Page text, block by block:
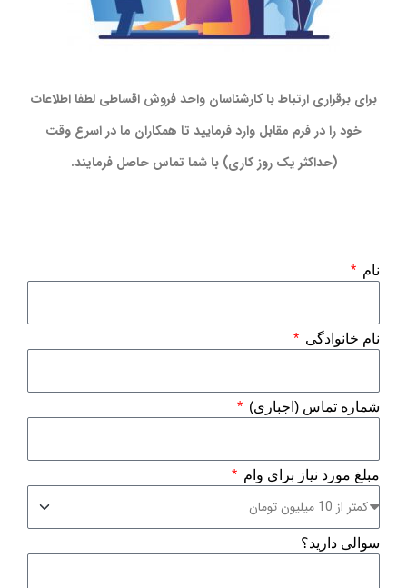
برای برقراری ارتباط با کارشناسان واحد فروش اقساطی لطفا اطلاعات
خود را در فرم مقابل وارد فرمایید تا همکاران ما در اسرع وقت
(حداکثر یک روز کاری) با شما تماس حاصل فرمایند.
نام
نام خانوادگی
شماره تماس (اجباری)
مبلغ مورد نیاز برای وام
سوالی دارید؟